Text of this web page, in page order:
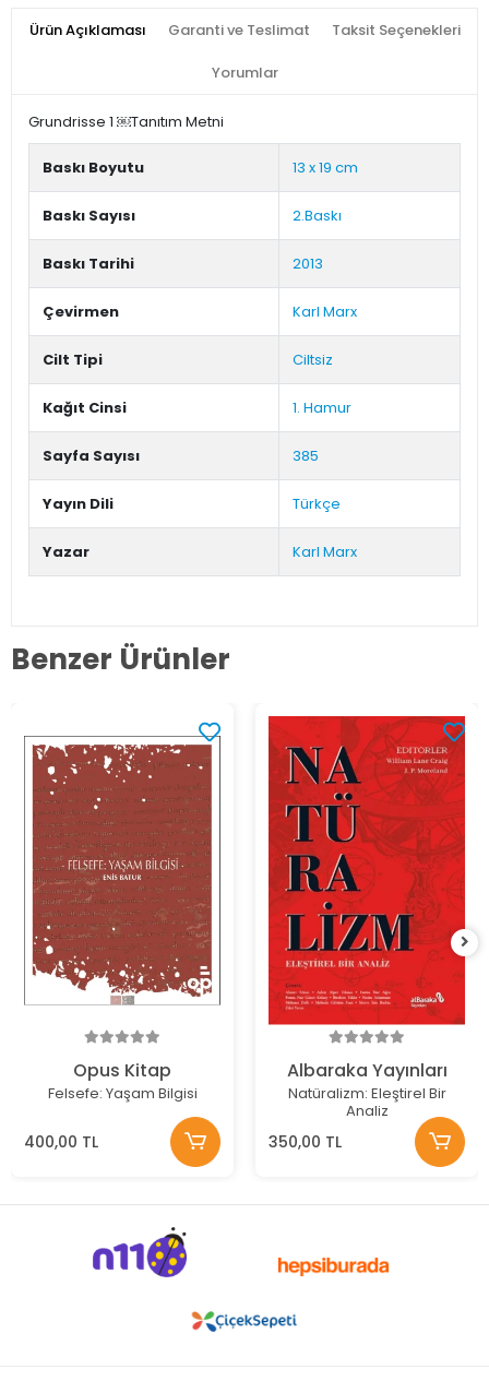
Ürün Açıklaması Garanti ve Teslimat Taksit Seçenekleri
Yorumlar
Grundrisse 1 ￼Tanıtım Metni
Baskı Boyutu 13 x 19 cm
Baskı Sayısı 2.Baskı
Baskı Tarihi 2013
Çevirmen Karl Marx
Cilt Tipi Ciltsiz
Kağıt Cinsi 1. Hamur
Sayfa Sayısı 385
Yayın Dili Türkçe
Yazar Karl Marx
Benzer Ürünler
Opus Kitap
Felsefe: Yaşam Bilgisi
400,00 TL
Albaraka Yayınları
Natüralizm: Eleştirel Bir
Analiz
350,00 TL